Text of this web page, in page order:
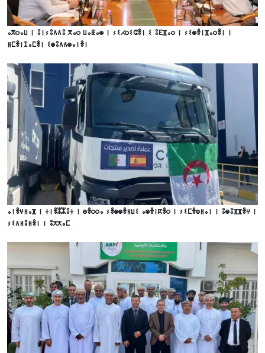
ⴰⴳⵔⴰⵡ ⵏ ⵓⵏⵢⵓⴷⴷⵓ ⴳⴰⵔ ⵡⴰⵟⴰⵙ ⵏ ⵢⵉⵃⵔⵉⵛⴻⵏ ⵉ ⵓⴹⴼⴰⵔ ⵏ ⵢⵉⵙⴻⵏⴼⴰⵔⴻⵏ ⵏ
ⵍⵎⴻⵏⵊⴰⵎⴻⵏ ⵉⵙⵓⴷⴷⵙⴰⵏⴻⵏ
ⴰⵏⴻⵖⵍⴰⴼ ⵏ ⵜⵏⴻⵣⵣⵓⵜ ⵏ ⴱⴻⵔⵔⴰ ⵢⴻⵙⵙⴻⵍⵡⵉ ⴰⵙⴻⵏⴽⴻⵔ ⵏ ⵢⵉⵎⴻⵀⵍⴰⵏ ⵏ ⵓⵙⵓⴼⴼⴻⵖ ⵏ
ⵢⵉⴷⵍⵓⵍⴻⵏ ⵏ ⵓⵅⵅⴰⵎ